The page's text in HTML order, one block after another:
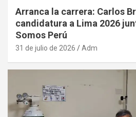
Arranca la carrera: Carlos
candidatura a Lima 2026
Somos Perú
31 de julio de 2026 Adm